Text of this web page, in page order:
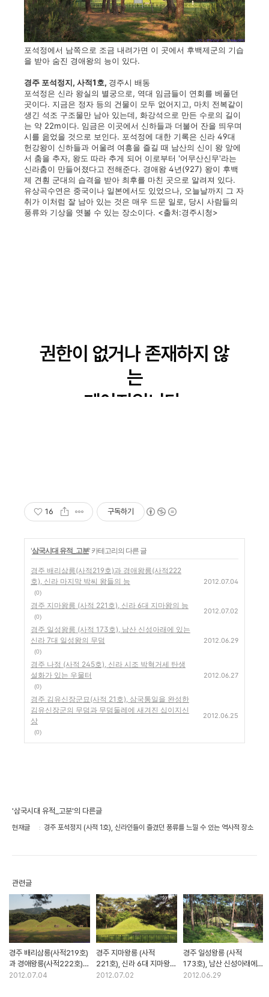
포석정에서 남쪽으로 조금 내려가면 이 곳에서 후백제군의 기습
을 받아 숨진 경애왕의 능이 있다.
경주 포석정지, 사적1호, 경주시 배동
포석정은 신라 왕실의 별궁으로, 역대 임금들이 연회를 베풀던
곳이다. 지금은 정자 등의 건물이 모두 없어지고, 마치 전복같이
생긴 석조 구조물만 남아 있는데, 화강석으로 만든 수로의 길이
는 약 22m이다. 임금은 이곳에서 신하들과 더불어 잔을 띄우며
시를 읊었을 것으로 보인다. 포석정에 대한 기록은 신라 49대
헌강왕이 신하들과 어울려 여흥을 즐길 때 남산의 신이 왕 앞에
서 춤을 추자, 왕도 따라 추게 되어 이로부터 '어무산신무'라는
신라춤이 만들어졌다고 전해준다. 경애왕 4년(927) 왕이 후백
제 견훤 군대의 습격을 받아 최후를 마친 곳으로 알려져 있다.
유상곡수연은 중국이나 일본에서도 있었으나, 오늘날까지 그 자
취가 이처럼 잘 남아 있는 것은 매우 드문 일로, 당시 사람들의
풍류와 기상을 엿볼 수 있는 장소이다. <출처:경주시청>
16 구독하기
'삼국시대 유적_고분' 카테고리의 다른 글
경주 배리삼릉(사적219호)과 경애왕릉(사적222
호), 신라 마지막 박씨 왕들의 능
(0)
2012.07.04
경주 지마왕릉 (사적 221호), 신라 6대 지마왕의 능
(0)
2012.07.02
경주 일성왕릉 (사적 173호), 남산 신성아래에 있는
신라 7대 일성왕의 무덤
(0)
2012.06.29
경주 나정 (사적 245호), 신라 시조 박혁거세 탄생
설화가 있는 우물터
(0)
2012.06.27
경주 김유신장군묘(사적 21호), 삼국통일을 완성한
김유신장군의 무덤과 무덤둘레에 새겨진 십이지신
상
(0)
2012.06.25
'삼국시대 유적_고분'의 다른글
현재글 경주 포석정지 (사적 1호), 신라인들이 즐겼던 풍류를 느낄 수 있는 역사적 장소
관련글
경주 배리삼릉(사적219호)
과 경애왕릉(사적222호),
신라 마지막 박씨 왕들의 능
2012.07.04
경주 지마왕릉 (사적
221호), 신라 6대 지마왕의
능
2012.07.02
경주 일성왕릉 (사적
173호), 남산 신성아래에
있는 신라 7대 일성왕의
2012.06.29